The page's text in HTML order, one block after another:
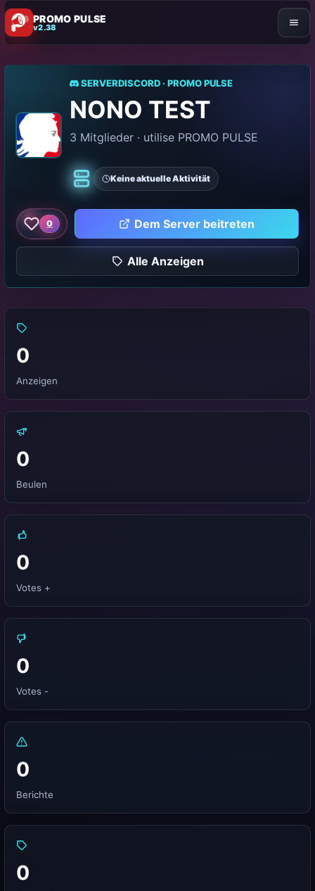
PROMO PULSE
v2.38
SERVERDISCORD · PROMO PULSE
NONO TEST
3 Mitglieder · utilise PROMO PULSE
KlassikerKeine aktuelle Aktivität
Wie dieser Server
0 Dem Server beitreten
Alle Anzeigen
0
Anzeigen
0
Beulen
0
Votes +
0
Votes -
0
Berichte
0